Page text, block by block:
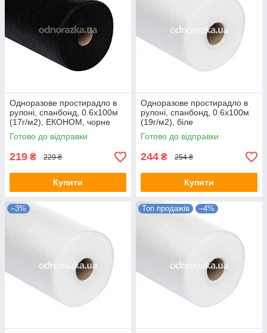
Одноразове простирадло в
рулоні, спанбонд, 0.6х100м
(17г/м2), ЕКОНОМ, чорне
Готово до відправки
219 ₴ 229 ₴
Купити
Одноразове простирадло в
рулоні, спанбонд, 0.6х100м
(19г/м2), біле
Готово до відправки
244 ₴ 254 ₴
Купити
–3% Топ продажів –4%